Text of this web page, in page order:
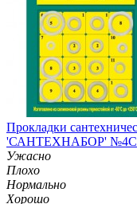
Прокладки
'САНТЕХНАБОР' №4С
Ужасно
Плохо
Нормально
Хорошо